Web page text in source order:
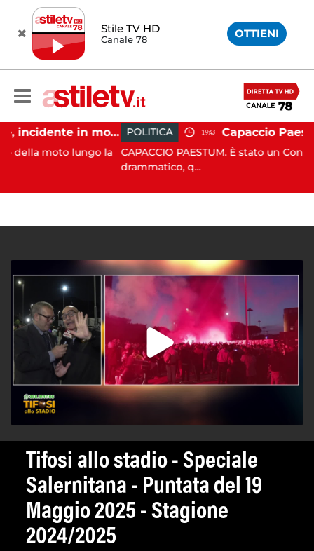
Stile TV HD
Canale 78 OTTIENI
Castellabate, incidente in moto: 27enne in ospedale
lungo la
POLITICA 19:43
CAPACCIO PAESTUM. È stato un Consiglio
drammatico, q...
Tifosi allo stadio - Speciale
Salernitana - Puntata del 19
Maggio 2025 - Stagione
2024/2025